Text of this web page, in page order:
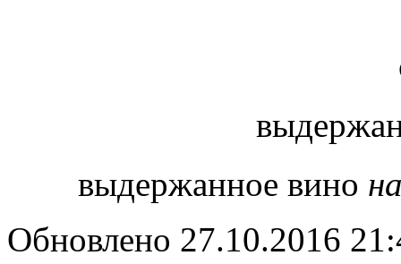
выдержанное вино
Обновлено 27.10.2016